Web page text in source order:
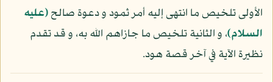
الأولى تلخيص ما انتهى إليه أمر ثمود و دعوة صالح(عليه
السلام)، و الثانية تلخيص ما جازاهم الله به، و قد تقدم
نظيرة الآية في آخر قصة هود.